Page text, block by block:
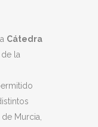
Cátedra
la
Murcia,